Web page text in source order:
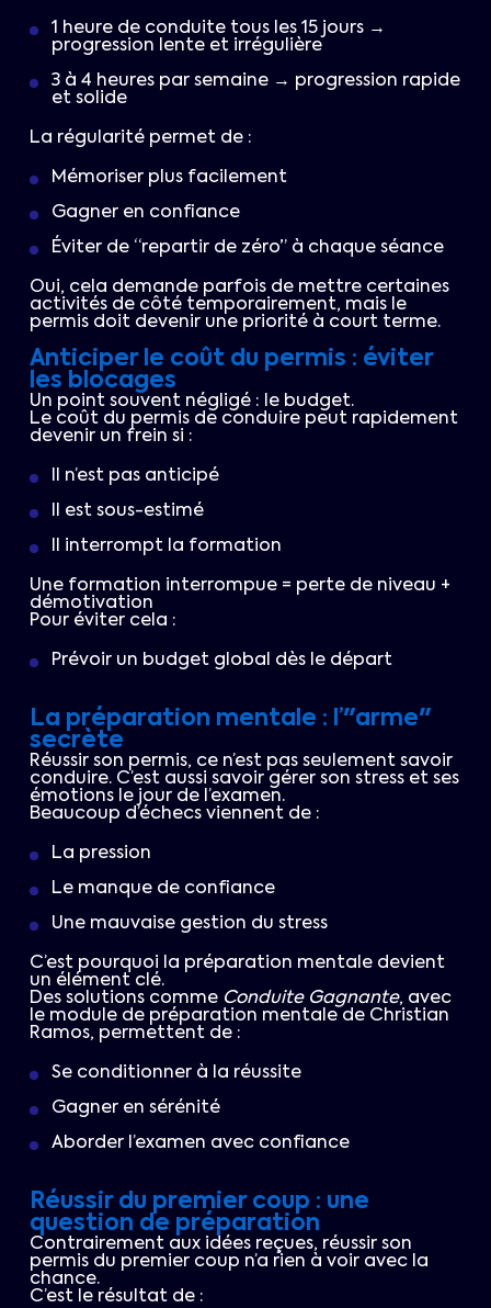
1 heure de conduite tous les 15 jours →
progression lente et irrégulière
3 à 4 heures par semaine → progression rapide
et solide
La régularité permet de :
Mémoriser plus facilement
Gagner en confiance
Éviter de “repartir de zéro” à chaque séance
Oui, cela demande parfois de mettre certaines
activités de côté temporairement, mais le
permis doit devenir une priorité à court terme.
Anticiper le coût du permis : éviter
les blocages
Un point souvent négligé : le budget.
Le coût du permis de conduire peut rapidement
devenir un frein si :
Il n’est pas anticipé
Il est sous-estimé
Il interrompt la formation
Une formation interrompue = perte de niveau +
démotivation
Pour éviter cela :
Prévoir un budget global dès le départ
La préparation mentale : l’"arme"
secrète
Réussir son permis, ce n’est pas seulement savoir
conduire. C’est aussi savoir gérer son stress et ses
émotions le jour de l’examen.
Beaucoup d’échecs viennent de :
La pression
Le manque de confiance
Une mauvaise gestion du stress
C’est pourquoi la préparation mentale devient
un élément clé.
Des solutions comme Conduite Gagnante, avec
le module de préparation mentale de Christian
Ramos, permettent de :
Se conditionner à la réussite
Gagner en sérénité
Aborder l’examen avec confiance
Réussir du premier coup : une
question de préparation
Contrairement aux idées reçues, réussir son
permis du premier coup n’a rien à voir avec la
chance.
C’est le résultat de :